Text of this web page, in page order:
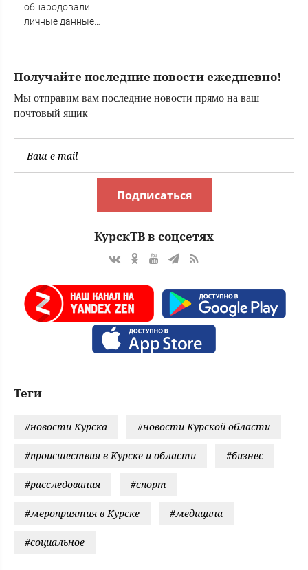
обнародовали
личные данные
Новости на
Получайте последние новости ежедневно!
Мы отправим вам последние новости прямо на ваш
почтовый ящик
Подписаться
КурскТВ в соцсетях
Теги
#новости Курска #новости Курской области
#происшествия в Курске и области #бизнес
#расследования #спорт
#мероприятия в Курске #медицина
#социальное